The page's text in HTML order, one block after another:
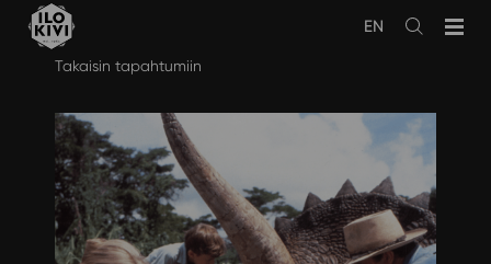
Avaa
EN
Takaisin tapahtumiin